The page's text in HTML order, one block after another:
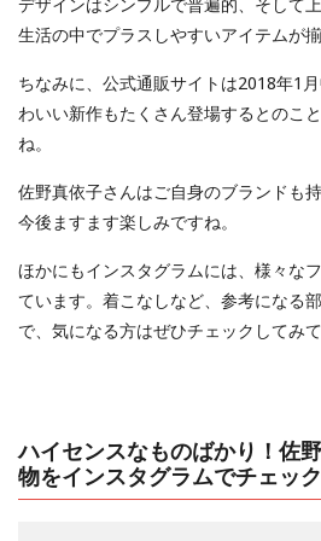
生活の中でプラスしやすいアイテムが揃
ちなみに、公式通販サイトは2018年1
わいい新作もたくさん登場するとのこ
ね。
佐野真依子さんはご自身のブランドも
今後ますます楽しみですね。
ほかにもインスタグラムには、様々な
ています。着こなしなど、参考になる
で、気になる方はぜひチェックしてみて
ハイセンスなものばかり！佐
物をインスタグラムでチェック